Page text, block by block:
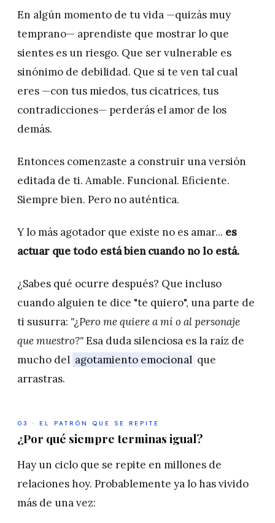
En algún momento de tu vida —quizás muy
temprano— aprendiste que mostrar lo que
sientes es un riesgo. Que ser vulnerable es
sinónimo de debilidad. Que si te ven tal cual
eres —con tus miedos, tus cicatrices, tus
contradicciones— perderás el amor de los
demás.
Entonces comenzaste a construir una versión
editada de ti. Amable. Funcional. Eficiente.
Siempre bien. Pero no auténtica.
Y lo más agotador que existe no es amar... es
actuar que todo está bien cuando no lo está.
¿Sabes qué ocurre después? Que incluso
cuando alguien te dice "te quiero", una parte de
ti susurra: "¿Pero me quiere a mí o al personaje
que muestro?"Esa duda silenciosa es la raíz de
mucho del agotamiento emocional que
arrastras.
03 · EL PATRÓN QUE SE REPITE
¿Por qué siempre terminas igual?
Hay un ciclo que se repite en millones de
relaciones hoy. Probablemente ya lo has vivido
más de una vez: